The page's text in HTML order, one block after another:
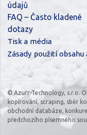
údajů
FAQ – Často kladené
dotazy
Tisk a média
Zásady použití obsahu
© Azurr-Technology, s.r.o.
kopírování, scraping, sběr
obchodní databáze,
předchozího písemného